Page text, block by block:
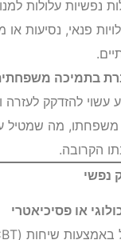
נפשיות עלולות
פנאי, נסיעות או
בתמיכה
עשוי להזדקק לעזרה
משפחתו, מה שמטיל
הקרובה.
נפשי
או פסיכיאטרי